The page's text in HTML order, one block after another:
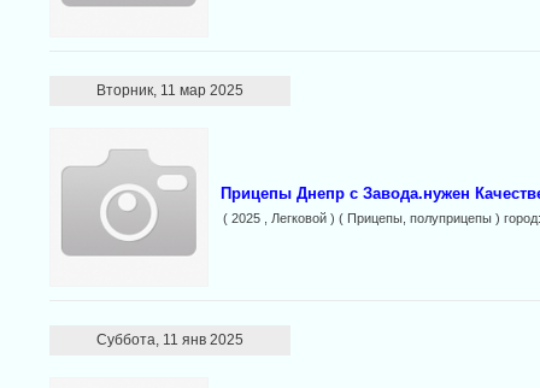
Вторник, 11 мар 2025
Прицепы Днепр с Завода.нужен
( 2025 , Легковой ) ( Прицепы, полуприцепы )
Суббота, 11 янв 2025